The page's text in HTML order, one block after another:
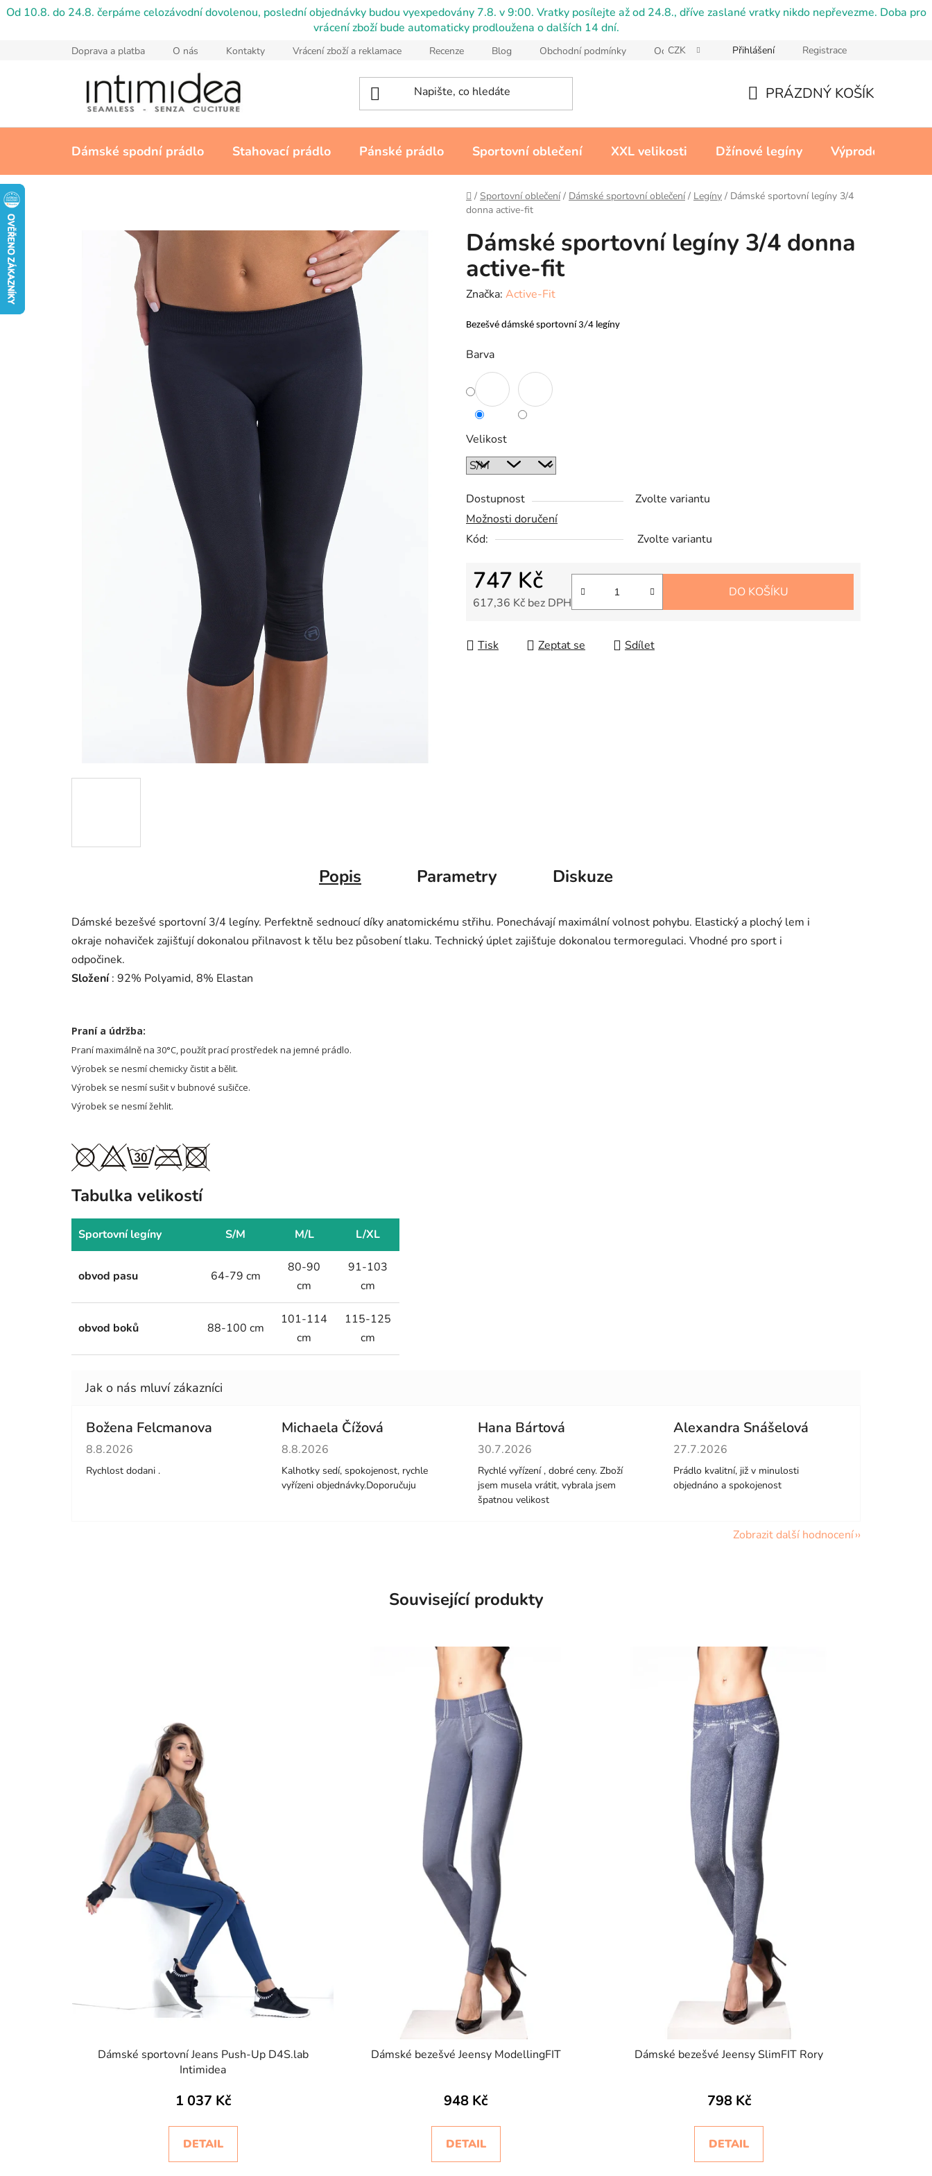
Přejít
Od 10.8. do 24.8. čerpáme celozávodní dovolenou, poslední objednávky budou vyexpedovány 7.8. v 9:00. Vratky posílejte až od 24.8., dříve zaslané vratky nikdo nepřevezme. Doba pro
vrácení zboží bude automaticky prodloužena o dalších 14 dní.
Doprava a platba O nás Kontakty Vrácení zboží a reklamace Recenze Blog Obchodní podmínky Ochrana osobních údajů Reklamační řád
CZK Přihlášení Registrace
KOŠÍK
PRÁZDNÝ KOŠÍK
Dámské spodní prádlo Stahovací prádlo Pánské prádlo Sportovní oblečení XXL velikosti Džínové legíny Výprodej
Domů
/ Sportovní oblečení / Dámské sportovní oblečení / Legíny / Dámské sportovní legíny 3/4
donna active-fit
Dámské sportovní legíny 3/4 donna
active-fit
Značka: Active-Fit
Bezešvé dámské sportovní 3/4 legíny
Barva
Velikost
Dostupnost
Zvolte variantu
Možnosti doručení
Kód:
Zvolte variantu
747 Kč
617,36 Kč bez DPH
DO KOŠÍKU
Tisk Zeptat se Sdílet
Popis Parametry Diskuze
Dámské bezešvé sportovní 3/4 legíny. Perfektně sednoucí díky anatomickému střihu. Ponechávají maximální volnost pohybu. Elastický a plochý lem i
okraje nohaviček zajišťují dokonalou přilnavost k tělu bez působení tlaku. Technický úplet zajišťuje dokonalou termoregulaci. Vhodné pro sport i
odpočinek.
Složení: 92% Polyamid, 8% Elastan
Praní a údržba:
Praní maximálně na 30°C, použít prací prostředek na jemné prádlo.
Výrobek se nesmí chemicky čistit a bělit.
Výrobek se nesmí sušit v bubnové sušičce.
Výrobek se nesmí žehlit.
Tabulka velikostí
Sportovní legíny S/M M/L L/XL
obvod pasu 64-79 cm
80-90
cm
91-103
cm
obvod boků 88-100 cm
101-114
cm
115-125
cm
Božena Felcmanova
Hodnocení obchodu je 5 z 5 hvězdiček.
8.8.2026
Rychlost dodani .
Michaela Čížová
Hodnocení obchodu je 5 z 5 hvězdiček.
8.8.2026
Kalhotky sedí, spokojenost, rychle
vyřízeni objednávky.Doporučuju
Hana Bártová
Hodnocení obchodu je 4 z 5 hvězdiček.
30.7.2026
Rychlé vyřízení , dobré ceny. Zboží
jsem musela vrátit, vybrala jsem
špatnou velikost
Alexandra Snášelová
Hodnocení obchodu je 5 z 5 hvězdiček.
27.7.2026
Prádlo kvalitní, již v minulosti
objednáno a spokojenost
Zobrazit další hodnocení
Související produkty
Dámské sportovní Jeans Push-Up D4S.lab
Intimidea
1 037 Kč
DETAIL
Dámské bezešvé Jeensy ModellingFIT
948 Kč
DETAIL
Dámské bezešvé Jeensy SlimFIT Rory
798 Kč
DETAIL